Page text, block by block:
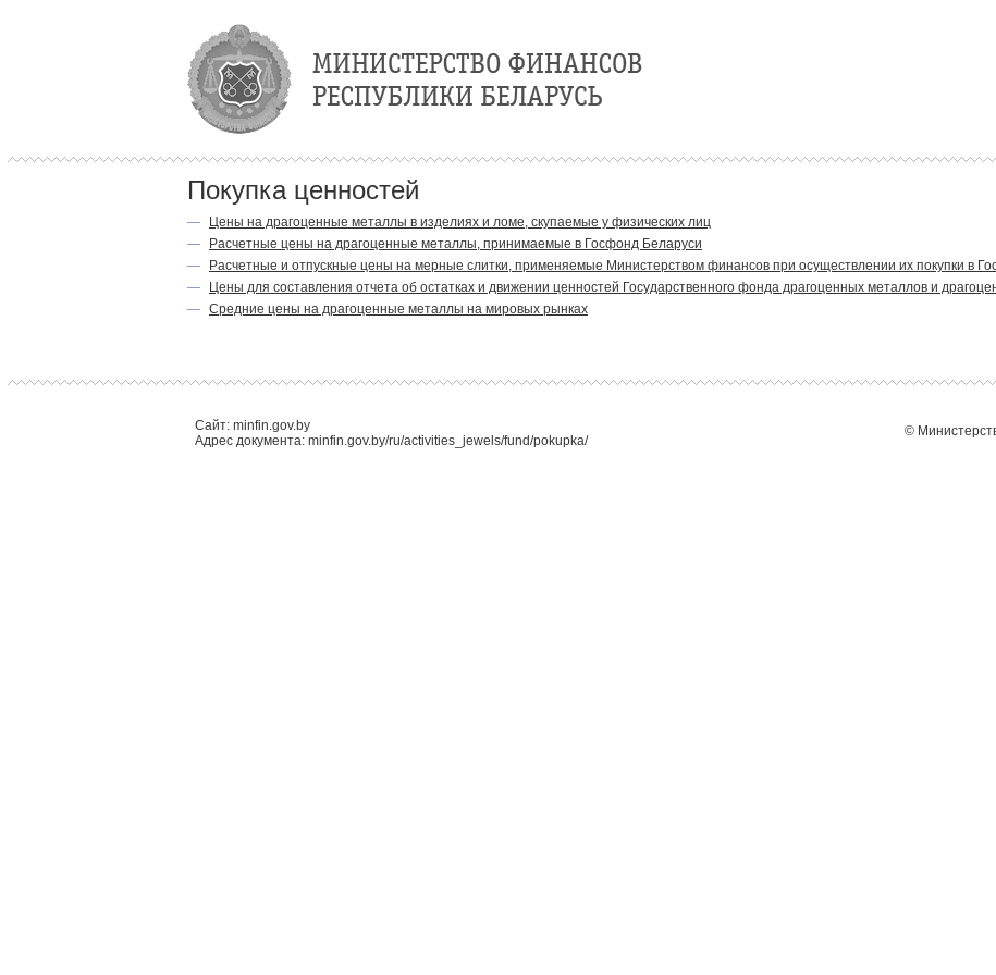
Покупка ценностей
—Цены на драгоценные металлы в изделиях и ломе, скупаемые у физических лиц
—Расчетные цены на драгоценные металлы, принимаемые в Госфонд Беларуси
—Расчетные и отпускные цены на мерные слитки, применяемые Министерством финансов при осуществлении их покупки в
—Цены для составления отчета об остатках и движении ценностей Государственного фонда драгоценных металлов и
—Средние цены на драгоценные металлы на мировых рынках
©
Сайт: minfin.gov.by
Адрес документа: minfin.gov.by/ru/activities_jewels/fund/pokupka/